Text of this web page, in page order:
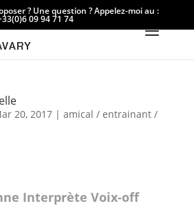
? Une question ? Appelez-moi au :
09 94 71 74
20, 2017| amical / entrainant /
Interprète Voix-off